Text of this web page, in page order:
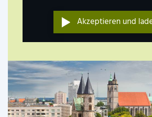
Akzeptieren und